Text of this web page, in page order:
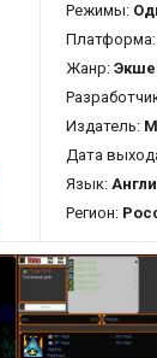
Режимы:
Платформа:
Жанр:
Издатель:
Дата
Язык:
Регион: